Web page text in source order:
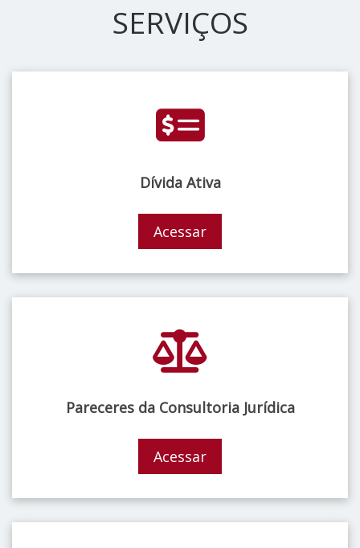
SERVIÇOS
Dívida Ativa
Acessar
Pareceres da Consultoria Jurídica
Acessar